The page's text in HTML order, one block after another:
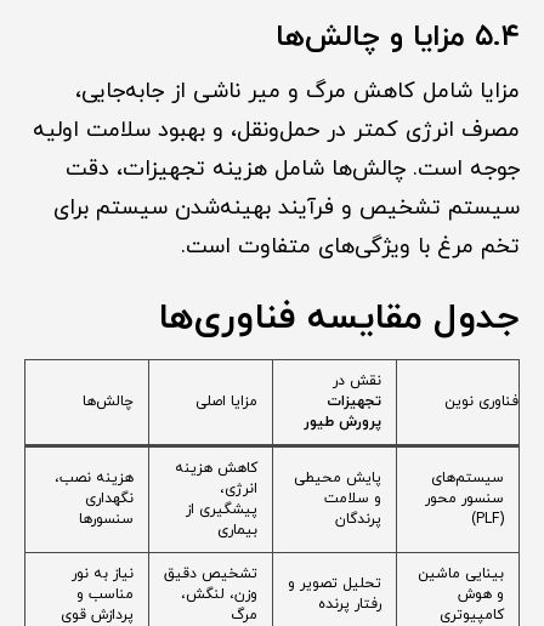
۵.۴ مزایا و چالش‌ها
مزایا شامل کاهش مرگ و میر ناشی از جابه‌جایی،
مصرف انرژی کمتر در حمل‌ونقل، و بهبود سلامت اولیه
جوجه است. چالش‌ها شامل هزینه تجهیزات، دقت
سیستم تشخیص و فرآیند بهینه‌شدن سیستم برای
تخم مرغ با ویژگی‌های متفاوت است.
جدول مقایسه فناوری‌ها
فناوری نوین
نقش در
تجهیزات
پرورش طیور
مزایا اصلی چالش‌ها
سیستم‌های
سنسور محور
(PLF)
پایش محیطی
و سلامت
پرندگان
کاهش هزینه
انرژی،
پیشگیری از
بیماری
هزینه نصب،
نگهداری
سنسورها
بینایی ماشین
و هوش
کامپیوتری
تحلیل تصویر و
رفتار پرنده
تشخیص دقیق
وزن، لنگش،
مرگ
نیاز به نور
مناسب و
پردازش قوی